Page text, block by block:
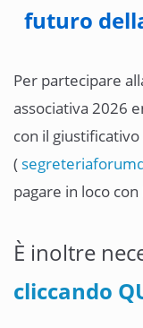
futuro
Per partecipare
associativa 2026
con il
(
pagare in loco con
È inoltre
cliccando